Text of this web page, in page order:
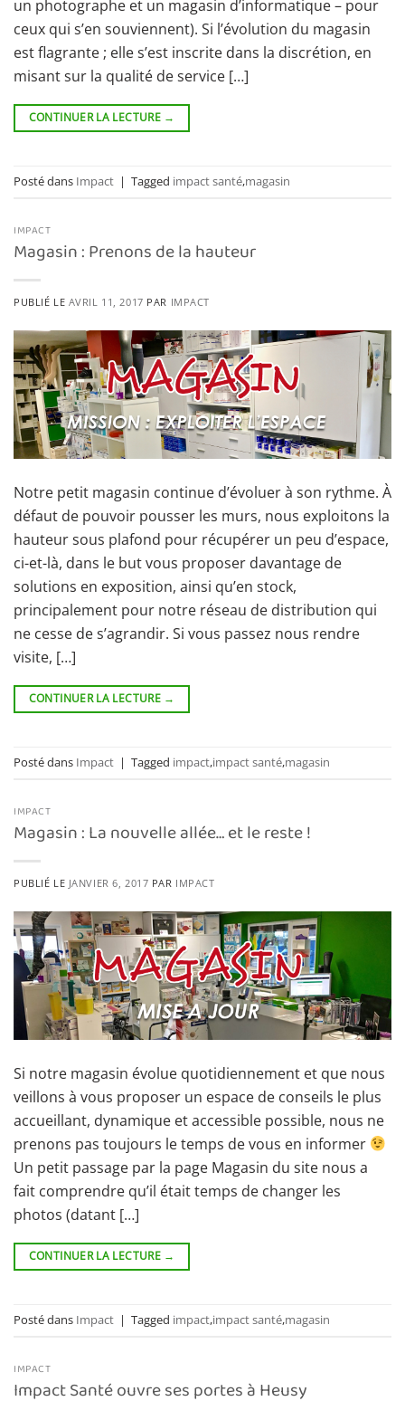
un photographe et un magasin d’informatique – pour
ceux qui s’en souviennent). Si l’évolution du magasin
est flagrante ; elle s’est inscrite dans la discrétion, en
misant sur la qualité de service […]
CONTINUER LA LECTURE →
Posté dans Impact | Tagged impact santé,magasin
IMPACT
Magasin : Prenons de la hauteur
PUBLIÉ LE AVRIL 11, 2017 PAR IMPACT
Notre petit magasin continue d’évoluer à son rythme. À
défaut de pouvoir pousser les murs, nous exploitons la
hauteur sous plafond pour récupérer un peu d’espace,
ci-et-là, dans le but vous proposer davantage de
solutions en exposition, ainsi qu’en stock,
principalement pour notre réseau de distribution qui
ne cesse de s’agrandir. Si vous passez nous rendre
visite, […]
CONTINUER LA LECTURE →
Posté dans Impact | Tagged impact,impact santé,magasin
IMPACT
Magasin : La nouvelle allée… et le reste !
PUBLIÉ LE JANVIER 6, 2017 PAR IMPACT
Si notre magasin évolue quotidiennement et que nous
veillons à vous proposer un espace de conseils le plus
accueillant, dynamique et accessible possible, nous ne
prenons pas toujours le temps de vous en informer
Un petit passage par la page Magasin du site nous a
fait comprendre qu’il était temps de changer les
photos (datant […]
CONTINUER LA LECTURE →
Posté dans Impact | Tagged impact,impact santé,magasin
IMPACT
Impact Santé ouvre ses portes à Heusy